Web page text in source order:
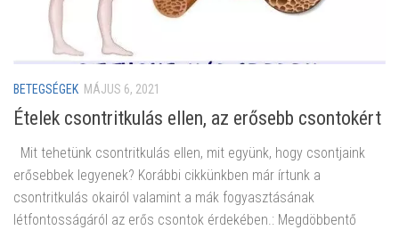
BETEGSÉGEK MÁJUS 6, 2021
Ételek csontritkulás ellen, az erősebb csontokért
Mit tehetünk csontritkulás ellen, mit együnk, hogy csontjaink
erősebbek legyenek? Korábbi cikkünkben már írtunk a
csontritkulás okairól valamint a mák fogyasztásának
létfontosságáról az erős csontok érdekében.: Megdöbbentő